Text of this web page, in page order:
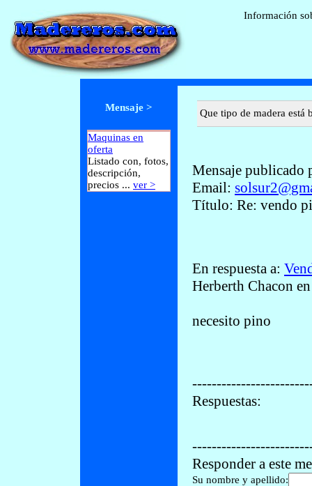
Información
Mensaje >
Maquinas en
oferta
Listado con, fotos,
descripción,
precios ... ver >
Que tipo de madera está
Mensaje publicado
Email:
Título: Re: vendo
En respuesta a:
Herberth Chacon
necesito pino
Respuestas:
Responder a este
Su nombre y apellido: